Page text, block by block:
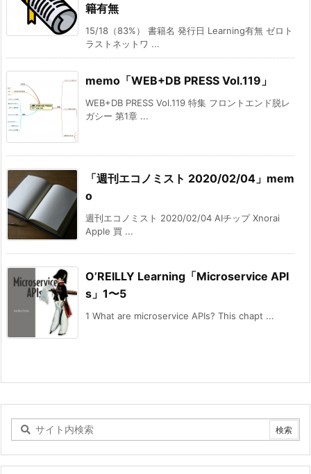
籍有無
15/18（83%） 書籍名 発行日 Learning有無 ゼロト
ラストネットワ ...
memo「WEB+DB PRESS Vol.119」
WEB+DB PRESS Vol.119 特集 フロントエンド脱レ
ガシー 第1章 ...
「週刊エコノミスト 2020/02/04」mem
o
週刊エコノミスト 2020/02/04 AIチップ Xnorai
Apple 買 ...
O’REILLY Learning「Microservice API
s」1〜5
1 What are microservice APIs? This chapt ...